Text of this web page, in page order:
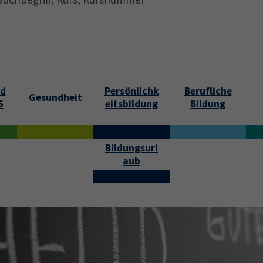
Gesundheit
Persönlichk
eitsbildung
Berufliche
Bildung
Bildungsurl
aub